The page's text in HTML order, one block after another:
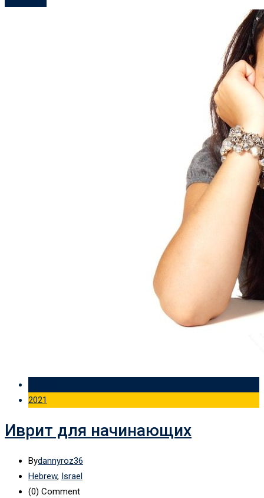
2021
Иврит для начинающих
Bydannyroz36
Hebrew, Israel
(0) Comment